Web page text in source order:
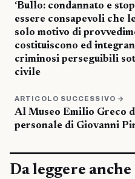
‘Bullo: condannato e
essere consapevoli che
solo motivo di
costituiscono ed
criminosi perseguibili
civile
ARTICOLO SUCCESSIVO →
Al Museo Emilio Greco
personale di Giovanni
Da leggere anche